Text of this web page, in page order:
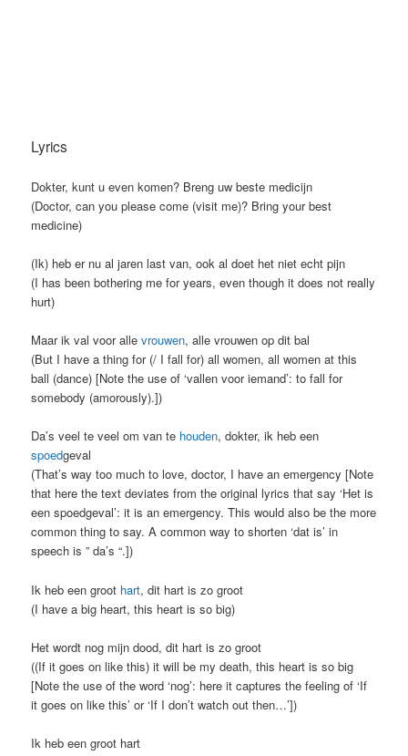
Lyrics
Dokter, kunt u even komen? Breng uw beste medicijn
(Doctor, can you please come (visit me)? Bring your best
medicine)
(Ik) heb er nu al jaren last van, ook al doet het niet echt pijn
(I has been bothering me for years, even though it does not really
hurt)
Maar ik val voor allevrouwen, alle vrouwen op dit bal
(But I have a thing for (/ I fall for) all women, all women at this
ball (dance) [Note the use of ‘vallen voor iemand’: to fall for
somebody (amorously).])
Da’s veel te veel om van te houden, dokter, ik heb een
spoedgeval
(That’s way too much to love, doctor, I have an emergency [Note
that here the text deviates from the original lyrics that say ‘Het is
een spoedgeval’: it is an emergency. This would also be the more
common thing to say. A common way to shorten ‘dat is’ in
speech is ” da’s “.])
Ik heb een groot hart, dit hart is zo groot
(I have a big heart, this heart is so big)
Het wordt nog mijn dood, dit hart is zo groot
((If it goes on like this) it will be my death, this heart is so big
[Note the use of the word ‘nog’: here it captures the feeling of ‘If
it goes on like this’ or ‘If I don’t watch out then…’])
Ik heb een groot hart